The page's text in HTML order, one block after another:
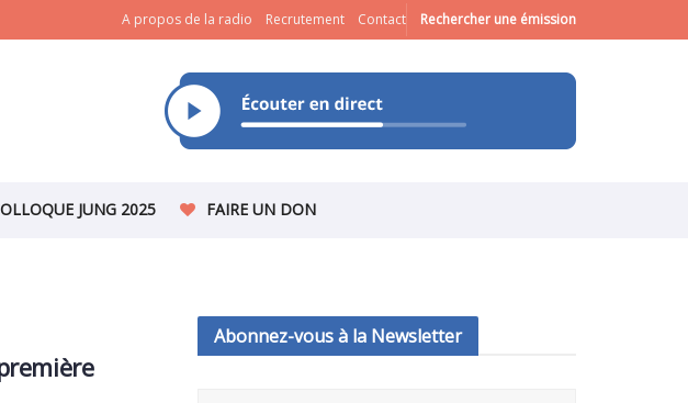
A propos de la radio Recrutement Contact Rechercher une émission
JUNG 2025 FAIRE UN DON
Abonnez-vous à la Newsletter